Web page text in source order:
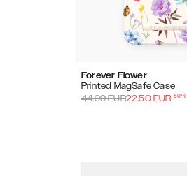
Forever Flower
Printed MagSafe Case
44.99EUR22.50 EUR-50%